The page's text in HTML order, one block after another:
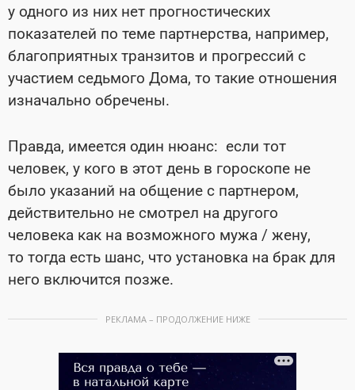
у одного из них нет прогностических
показателей по теме партнерства, например,
благоприятных транзитов и прогрессий с
участием седьмого Дома, то такие отношения
изначально обречены.
Правда, имеется один нюанс: если тот
человек, у кого в этот день в гороскопе не
было указаний на общение с партнером,
действительно не смотрел на другого
человека как на возможного мужа / жену,
то тогда есть шанс, что установка на брак для
него включится позже.
РЕКЛАМА – ПРОДОЛЖЕНИЕ НИЖЕ